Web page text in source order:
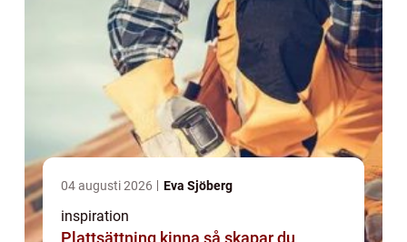
04 augusti 2026 Eva Sjöberg
inspiration
Plattsättning kinna så skapar du